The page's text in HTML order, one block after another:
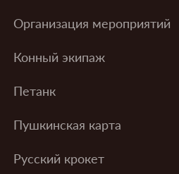
Организация мероприятий
Конный экипаж
Петанк
Пушкинская карта
Русский крокет